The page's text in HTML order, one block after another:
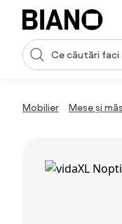
Sari peste navigare,
Introducerea
Mobilier Mese și